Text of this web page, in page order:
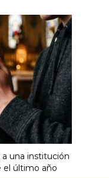
una institución
el último año